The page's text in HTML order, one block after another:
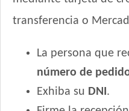
MisterPet Gato Adulto
Montañés Gato Adulto
Nutribon Plus Gato Adulto
Nutribon XQ Gato Adulto
Nutribon XQ Urinary
Nutrique Urinary Care Cat
transferencia o
La persona que
número de
Exhiba su DNI.